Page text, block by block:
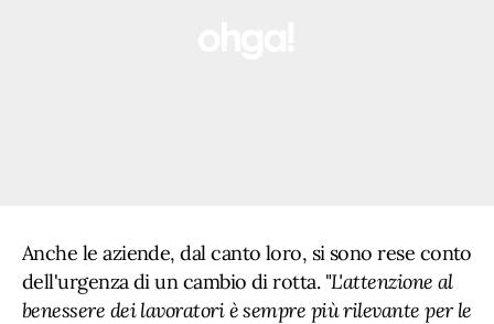
Anche le aziende, dal canto loro, si sono rese conto
dell'urgenza di un cambio di rotta. "L'attenzione al
benessere dei lavoratori è sempre più rilevante per le